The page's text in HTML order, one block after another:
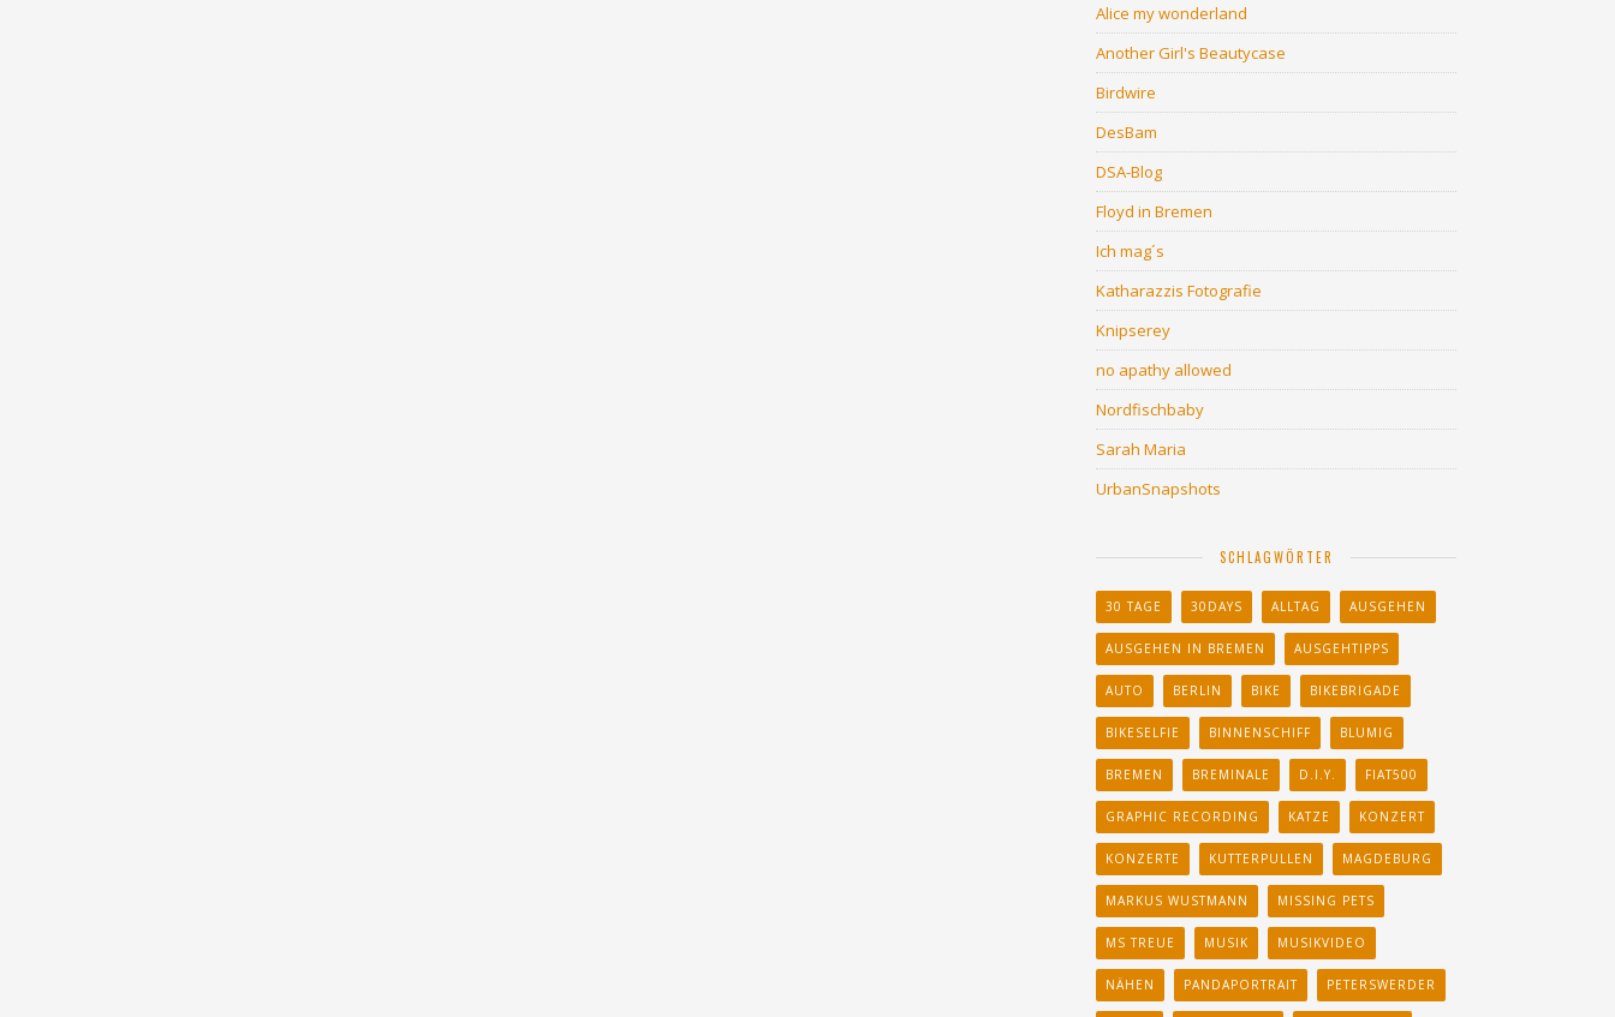
Alice my wonderland
Another Girl's Beautycase
Birdwire
DesBam
DSA-Blog
Floyd in Bremen
Ich mag´s
Katharazzis Fotografie
Knipserey
no apathy allowed
Nordfischbaby
Sarah Maria
UrbanSnapshots
SCHLAGWÖRTER
30 TAGE 30DAYS ALLTAG AUSGEHEN
AUSGEHEN IN BREMEN AUSGEHTIPPS
AUTO BERLIN BIKE BIKEBRIGADE
BIKESELFIE BINNENSCHIFF BLUMIG
BREMEN BREMINALE D.I.Y. FIAT500
GRAPHIC RECORDING KATZE KONZERT
KONZERTE KUTTERPULLEN MAGDEBURG
MARKUS WUSTMANN MISSING PETS
MS TREUE MUSIK MUSIKVIDEO
NÄHEN PANDAPORTRAIT PETERSWERDER